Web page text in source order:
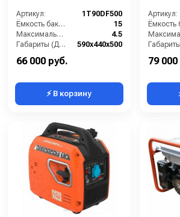
Артикул:
1T90DF500
Ёмкость бака (л):
15
Максимальная мощность (кВА):
4.5
Габариты (ДхШхВ):
590х440х500
Количество фаз:
66 000 руб.
⚡ В корзину
Артикул:
79